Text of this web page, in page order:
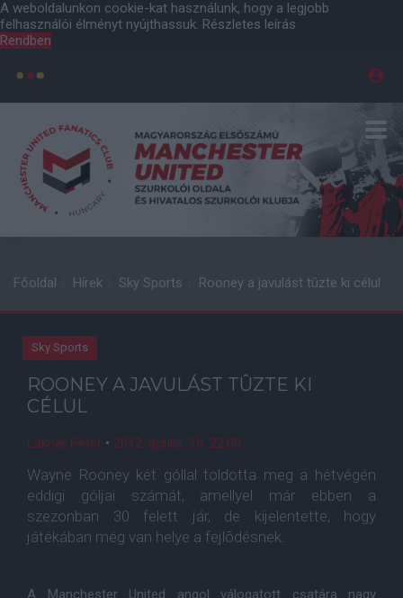
A weboldalunkon cookie-kat használunk, hogy a legjobb
felhasználói élményt nyújthassuk. Részletes leírás
Rendben
Főoldal Hírek Sky Sports Rooney a javulást tûzte ki célul
Sky Sports
ROONEY A JAVULÁST TÛZTE KI
CÉLUL
Lakner Péter • 2012. április. 16. 22:00
Wayne Rooney két góllal toldotta meg a hétvégén
eddigi góljai számát, amellyel már ebben a
szezonban 30 felett jár, de kijelentette, hogy
játékában még van helye a fejlõdésnek.
A Manchester United angol válogatott csatára nagy